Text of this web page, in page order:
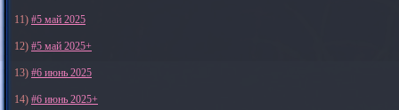
11) #5 май 2025
12) #5 май 2025+
13) #6 июнь 2025
14) #6 июнь 2025+